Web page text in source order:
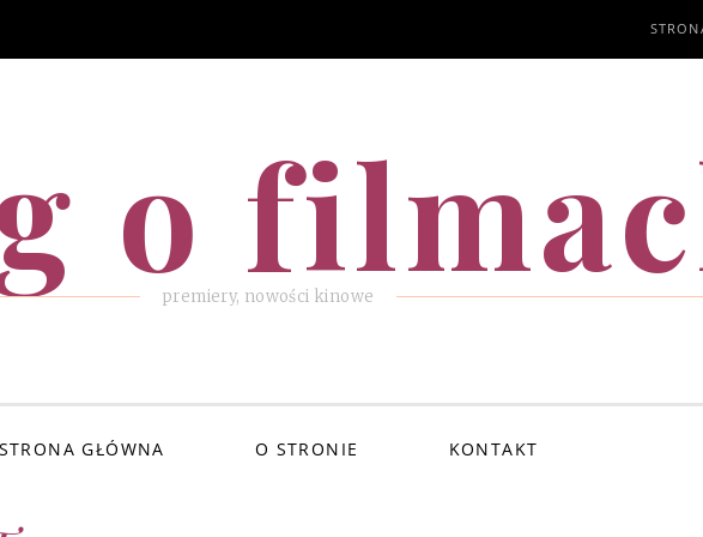
o
premiery, nowości kinowe
STRONA GŁÓWNA O STRONIE KONTAKT